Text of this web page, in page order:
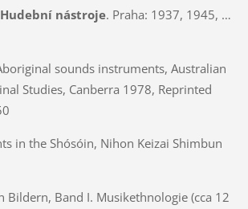
Hudební nástroje. Praha: 1937, 1945, …
sounds instruments, Australian
Studies, Canberra 1978, Reprinted
in the Shósóin, Nihon Keizai Shimbun
Bildern, Band I. Musikethnologie (cca 12